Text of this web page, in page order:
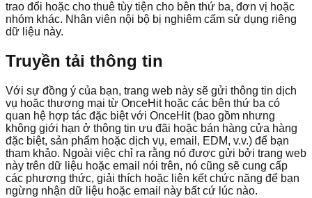
trao đổi hoặc cho thuê tùy tiện cho bên thứ ba, đơn vị hoặc
nhóm khác. Nhân viên nội bộ bị nghiêm cấm sử dụng riêng
dữ liệu này.
Truyền tải thông tin
Với sự đồng ý của bạn, trang web này sẽ gửi thông tin dịch
vụ hoặc thương mại từ OnceHit hoặc các bên thứ ba có
quan hệ hợp tác đặc biệt với OnceHit (bao gồm nhưng
không giới hạn ở thông tin ưu đãi hoặc bán hàng cửa hàng
đặc biệt, sản phẩm hoặc dịch vụ, email, EDM, v.v.) để bạn
tham khảo. Ngoài việc chỉ ra rằng nó được gửi bởi trang web
này trên dữ liệu hoặc email nói trên, nó cũng sẽ cung cấp
các phương thức, giải thích hoặc liên kết chức năng để bạn
ngừng nhận dữ liệu hoặc email này bất cứ lúc nào.